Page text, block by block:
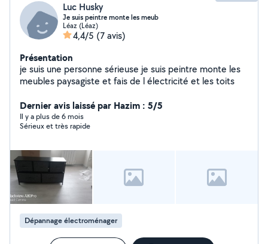
Luc Husky
Je suis peintre monte les meub
Léaz (Léaz)
4,4/5 (7 avis)
Présentation
je suis une personne sérieuse je suis peintre monte les
meubles paysagiste et fais de l électricité et les toits
Dernier avis laissé par Hazim : 5/5
Il y a plus de 6 mois
Sérieux et très rapide
Dépannage électroménager